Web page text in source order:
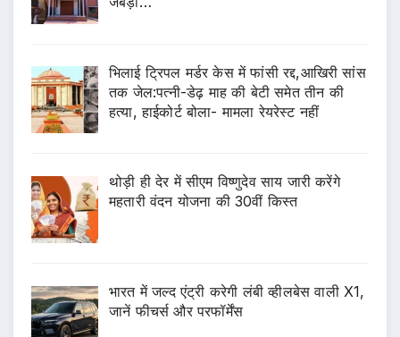
भिलाई ट्रिपल मर्डर केस में फांसी रद्द,आखिरी सांस
तक जेल:पत्नी-डेढ़ माह की बेटी समेत तीन की
हत्या, हाईकोर्ट बोला- मामला रेयरेस्ट नहीं
थोड़ी ही देर में सीएम विष्णुदेव साय जारी करेंगे
महतारी वंदन योजना की 30वीं किस्त
भारत में जल्द एंट्री करेगी लंबी व्हीलबेस वाली X1,
जानें फीचर्स और परफॉर्मेंस